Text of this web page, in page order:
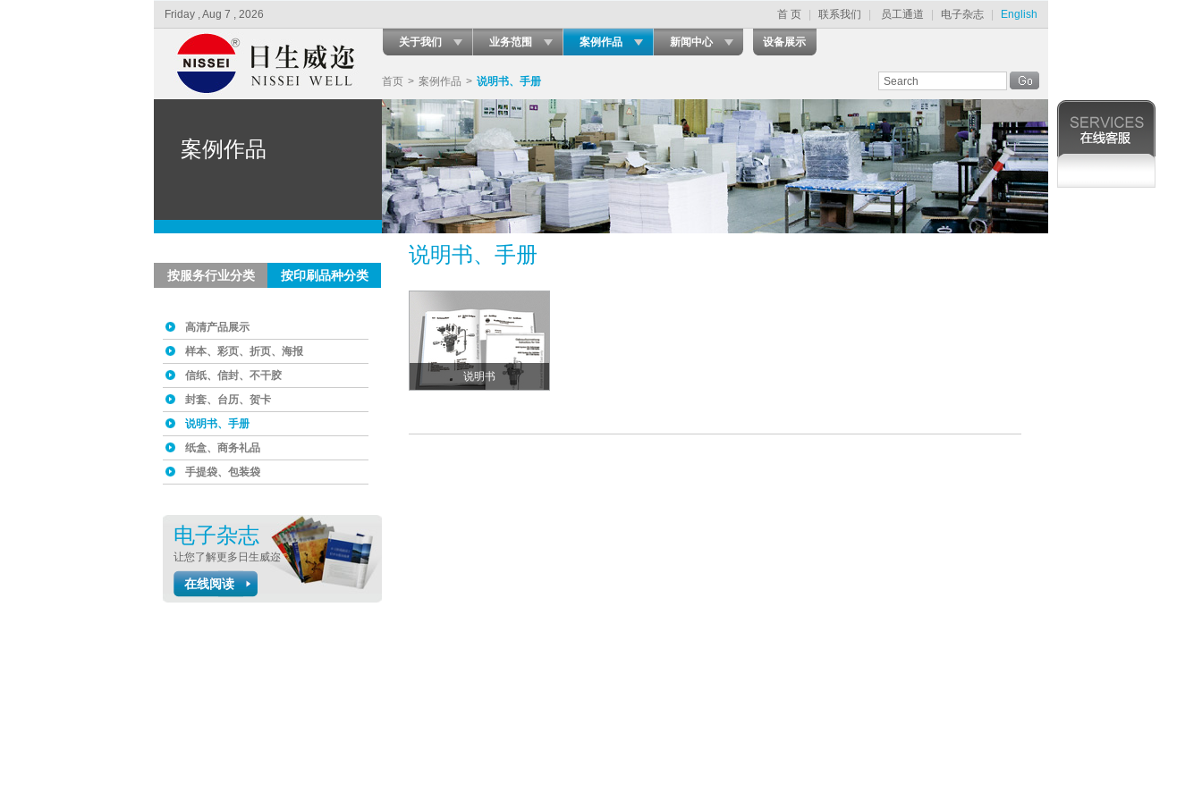
Friday , Aug 7 , 2026 首 页 联系我们 员工通道 电子杂志 English
关于我们 业务范围 案例作品 新闻中心 设备展示
案例作品
按服务行业分类 按印刷品种分类
高清产品展示
样本、彩页、折页、海报
信纸、信封、不干胶
封套、台历、贺卡
说明书、手册
纸盒、商务礼品
手提袋、包装袋
电子杂志
让您了解更多日生威迩
在线阅读
首页 > 案例作品 > 说明书、手册
说明书、手册
说明书